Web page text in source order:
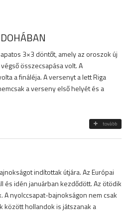
3×3 döntőt, amely az oroszok új
összecsapása volt. A
a fináléja. A versenyt a lett Riga
a verseny első helyét és a
tovább
indítottak útjára. Az Európai
és idén januárban kezdődött. Az ötödik
nyolccsapat-bajnokságon nem csak
hollandok is játszanak a